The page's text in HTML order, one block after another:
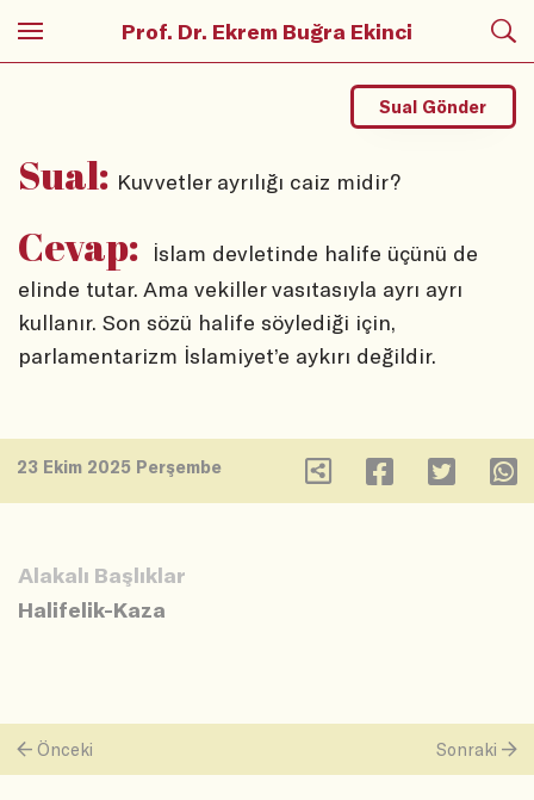
Prof. Dr. Ekrem Buğra Ekinci
Sual: Kuvvetler ayrılığı caiz midir?
Sual Gönder
Cevap:
İslam devletinde halife üçünü de
elinde tutar. Ama vekiller vasıtasıyla ayrı ayrı
kullanır. Son sözü halife söylediği için,
parlamentarizm İslamiyet’e aykırı değildir.
23 Ekim 2025 Perşembe
Alakalı Başlıklar
Halifelik-Kaza
Önceki Sonraki